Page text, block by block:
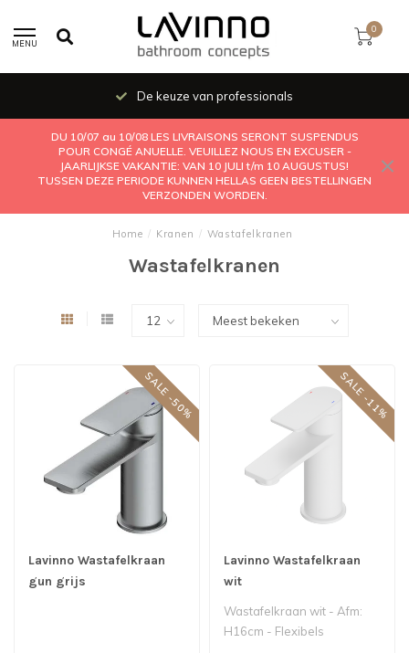
MENU
0
De keuze van professionals
DU 10/07 au 10/08 LES LIVRAISONS SERONT SUSPENDUS
POUR CONGÉ ANUELLE. VEUILLEZ NOUS EN EXCUSER -
JAARLIJKSE VAKANTIE: VAN 10 JULI t/m 10 AUGUSTUS!
TUSSEN DEZE PERIODE KUNNEN HELLAS GEEN BESTELLINGEN
VERZONDEN WORDEN.
Home / Kranen / Wastafelkranen
Wastafelkranen
SALE -50%
Lavinno Wastafelkraan
gun grijs
SALE -11%
Lavinno Wastafelkraan
wit
Wastafelkraan wit - Afm:
H16cm - Flexibels